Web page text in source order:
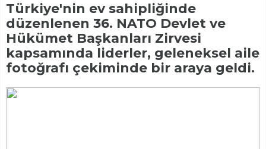
Türkiye'nin ev sahipliğinde
düzenlenen 36. NATO Devlet ve
Hükümet Başkanları Zirvesi
kapsamında liderler, geleneksel aile
fotoğrafı çekiminde bir araya geldi.